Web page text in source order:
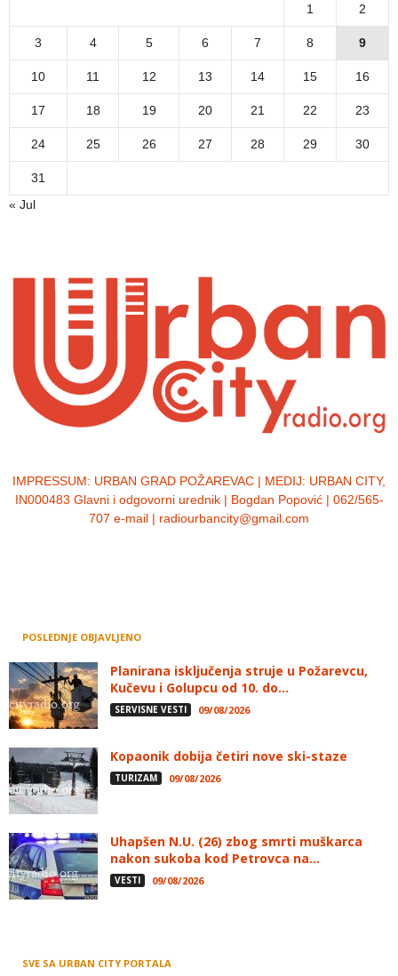
1 2
3 4 5 6 7 8 9
10 11 12 13 14 15 16
17 18 19 20 21 22 23
24 25 26 27 28 29 30
31
« Jul
IMPRESSUM: URBAN GRAD POŽAREVAC | MEDIJ: URBAN CITY,
IN000483 Glavni i odgovorni urednik | Bogdan Popović | 062/565-
707 e-mail | radiourbancity@gmail.com
POSLEDNJE OBJAVLJENO
Planirana isključenja struje u Požarevcu,
Kučevu i Golupcu od 10. do...
SERVISNE VESTI 09/08/2026
Kopaonik dobija četiri nove ski-staze
TURIZAM 09/08/2026
Uhapšen N.U. (26) zbog smrti muškarca
nakon sukoba kod Petrovca na...
VESTI 09/08/2026
SVE SA URBAN CITY PORTALA